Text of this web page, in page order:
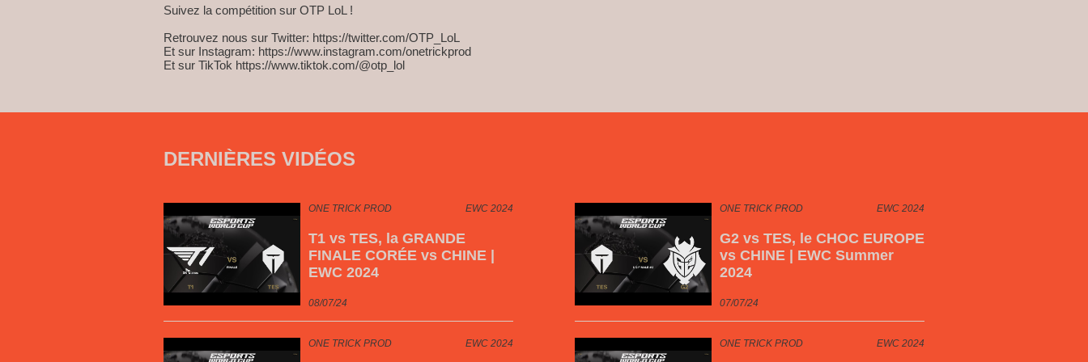
Suivez la compétition sur OTP LoL !
Retrouvez nous sur Twitter: https://twitter.com/OTP_LoL
Et sur Instagram: https://www.instagram.com/onetrickprod
Et sur TikTok https://www.tiktok.com/@otp_lol
DERNIÈRES VIDÉOS
ONE TRICK PROD EWC 2024
T1 vs TES, la GRANDE
FINALE CORÉE vs CHINE |
EWC 2024
08/07/24
ONE TRICK PROD EWC 2024
G2 vs TES, le CHOC EUROPE
vs CHINE | EWC Summer
2024
07/07/24
ONE TRICK PROD EWC 2024 ONE TRICK PROD EWC 2024